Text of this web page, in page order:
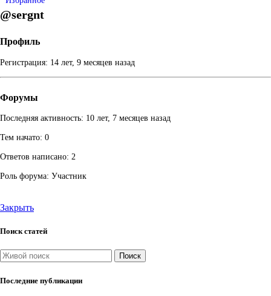
@sergnt
Профиль
Регистрация: 14 лет, 9 месяцев назад
Форумы
Последняя активность: 10 лет, 7 месяцев назад
Тем начато: 0
Ответов написано: 2
Роль форума: Участник
Закрыть
Поиск статей
Поиск
Последние публикации